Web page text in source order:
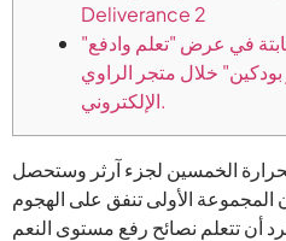
Deliverance 2
ثابتة في عرض "تعلم وادفع"
بودكين" خلال متجر الراوي
الإلكتروني.
الخمسين لجزء آرثر وستحصل
الأولى تنفق على الهجوم
أن تتعلم نصائح رفع مستوى النعم